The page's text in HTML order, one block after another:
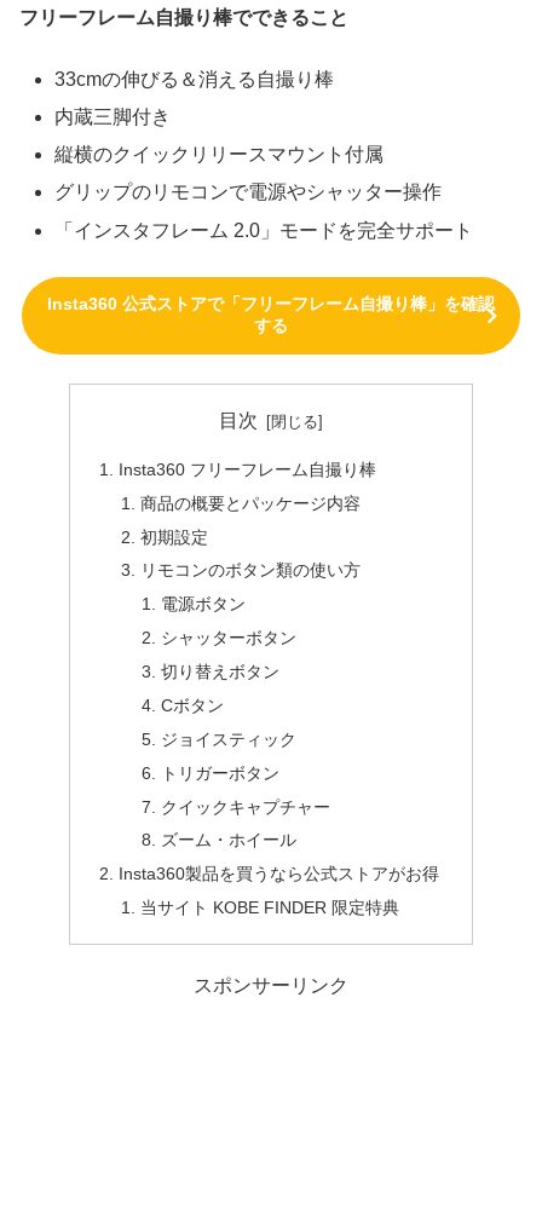
フリーフレーム自撮り棒でできること
33cmの伸びる＆消える自撮り棒
内蔵三脚付き
縦横のクイックリリースマウント付属
グリップのリモコンで電源やシャッター操作
「インスタフレーム 2.0」モードを完全サポート
Insta360 公式ストアで「フリーフレーム自撮り棒」を確認
する
目次
Insta360 フリーフレーム自撮り棒
商品の概要とパッケージ内容
初期設定
リモコンのボタン類の使い方
電源ボタン
シャッターボタン
切り替えボタン
Cボタン
ジョイスティック
トリガーボタン
クイックキャプチャー
ズーム・ホイール
Insta360製品を買うなら公式ストアがお得
当サイト KOBE FINDER 限定特典
スポンサーリンク